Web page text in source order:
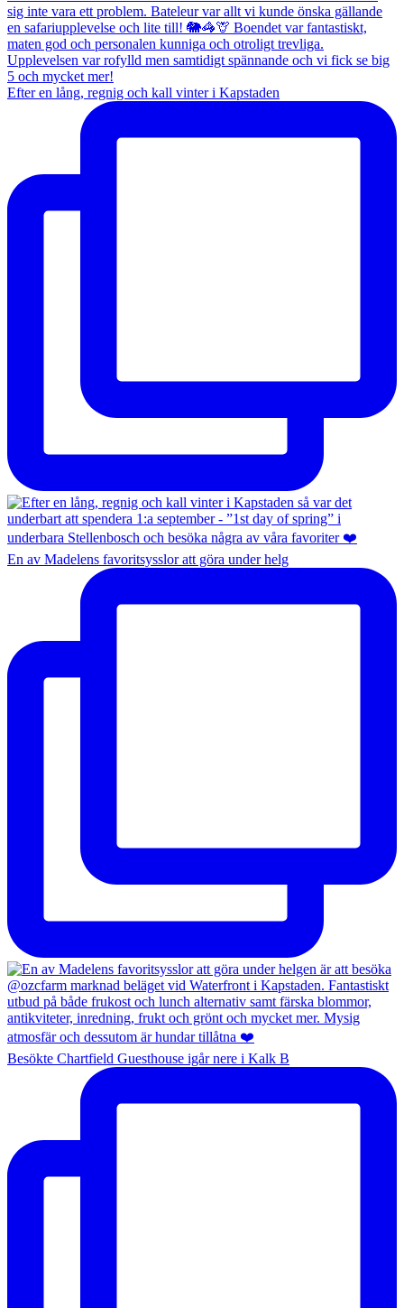
Efter en lång, regnig och kall vinter i Kapstaden
En av Madelens favoritsysslor att göra under helg
Besökte Chartfield Guesthouse igår nere i Kalk B